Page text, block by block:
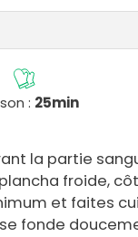
: 25min
la partie
froide,
et faites
fonde